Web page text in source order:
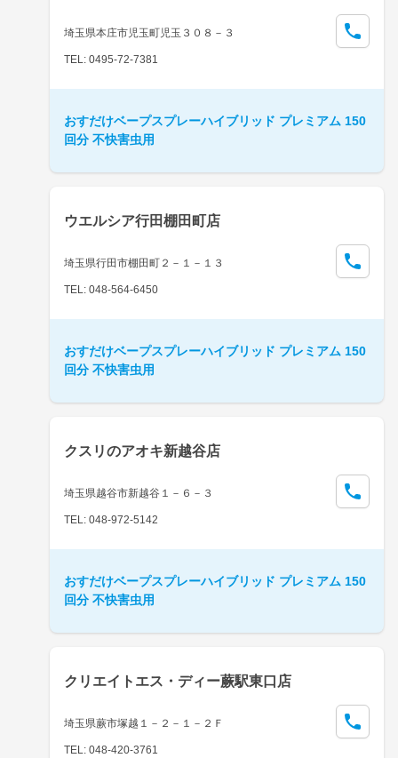
埼玉県本庄市児玉町児玉３０８－３
TEL: 0495-72-7381
おすだけベープスプレーハイブリッド プレミアム 150
回分 不快害虫用
ウエルシア行田棚田町店
埼玉県行田市棚田町２－１－１３
TEL: 048-564-6450
おすだけベープスプレーハイブリッド プレミアム 150
回分 不快害虫用
クスリのアオキ新越谷店
埼玉県越谷市新越谷１－６－３
TEL: 048-972-5142
おすだけベープスプレーハイブリッド プレミアム 150
回分 不快害虫用
クリエイトエス・ディー蕨駅東口店
埼玉県蕨市塚越１－２－１－２Ｆ
TEL: 048-420-3761